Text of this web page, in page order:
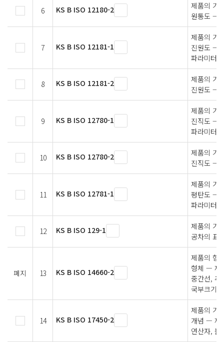
6 KS B ISO 12180-2
제품의 기
원통도 —
7 KS B ISO 12181-1
제품의 기
진원도 —
파라미터
8 KS B ISO 12181-2
제품의 기
진원도 —
9 KS B ISO 12780-1
제품의 기
진직도 —
파라미터
10 KS B ISO 12780-2
제품의 기
진직도 —
11 KS B ISO 12781-1
제품의 기
평탄도 —
파라미터
12 KS B ISO 129-1
제품의 기
공차의 표
폐지 13 KS B ISO 14660-2
제품의 형
형체 — 제
중간선, 추
국부크기
14 KS B ISO 17450-2
제품의 기
개념 — 제
연산자, 불